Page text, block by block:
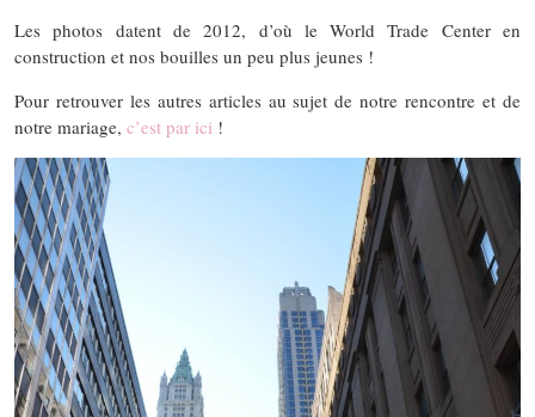
Les photos datent de 2012, d’où le World Trade Center en
construction et nos bouilles un peu plus jeunes !
Pour retrouver les autres articles au sujet de notre rencontre et de
notre mariage, c’est par ici !